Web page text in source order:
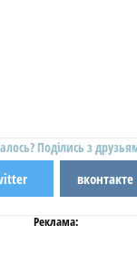
Поділись з
вконтакте
Реклама: